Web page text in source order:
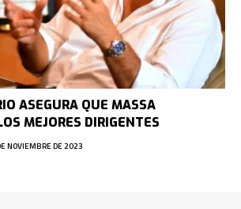
ASEGURA QUE MASSA
MEJORES DIRIGENTES
NOVIEMBRE DE 2023